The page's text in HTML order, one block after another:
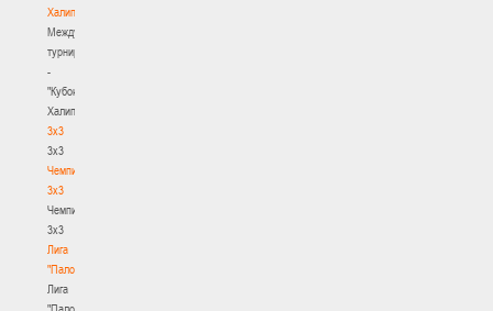
Халипского"
Международный
турнир
-
"Кубок
Халипского"
3x3
3x3
Чемпионат
3х3
Чемпионат
3х3
Лига
"Палова"
Лига
"Палова"